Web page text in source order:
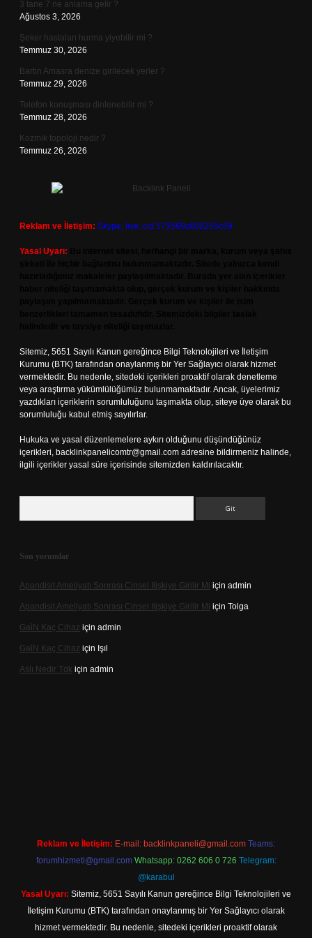
3 tane 7 ne anlama gelir ?
Ağustos 3, 2026
Şeker hastaları hurma yiyebilir mi ?
Temmuz 30, 2026
Bartın Amasra denize girilecek yerler ?
Temmuz 29, 2026
Telefon konuşması dinlenebilir mi ?
Temmuz 28, 2026
Kozmik topoloji nedir ?
Temmuz 26, 2026
Reklam ve İletişim: Skype: live:.cid.575569c608265c69
Yasal Uyarı:
Sitemiz, 5651 Sayılı Kanun gereğince Bilgi Teknolojileri ve İletişim
Kurumu (BTK) tarafından onaylanmış bir Yer Sağlayıcı olarak hizmet
vermektedir. Bu nedenle, sitedeki içerikleri proaktif olarak denetleme
veya araştırma yükümlülüğümüz bulunmamaktadır. Ancak, üyelerimiz
yazdıkları içeriklerin sorumluluğunu taşımakta olup, siteye üye olarak bu
sorumluluğu kabul etmiş sayılırlar.
Hukuka ve yasal düzenlemelere aykırı olduğunu düşündüğünüz
içerikleri, backlinkpanelicomtr@gmail.com adresine bildirmeniz halinde,
ilgili içerikler yasal süre içerisinde sitemizden kaldırılacaktır.
Son yorumlar
Apandisit Ameliyatı Sonrası Cinsel Ilişkiye Girilir Mi için admin
Apandisit Ameliyatı Sonrası Cinsel Ilişkiye Girilir Mi için Tolga
Gai̇N Kaç Cihaz için admin
Gai̇N Kaç Cihaz için Işıl
Aslı Nedir Tdk için admin
Reklam ve İletişim: E-mail: backlinkpaneli@gmail.com Teams:
forumhizmeti@gmail.com Whatsapp: 0262 606 0 726 Telegram:
@karabul
Yasal Uyarı: Sitemiz, 5651 Sayılı Kanun gereğince Bilgi Teknolojileri ve
İletişim Kurumu (BTK) tarafından onaylanmış bir Yer Sağlayıcı olarak
hizmet vermektedir. Bu nedenle, sitedeki içerikleri proaktif olarak